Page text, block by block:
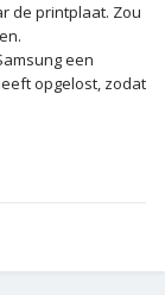
de printplaat. Zou
een
opgelost, zodat